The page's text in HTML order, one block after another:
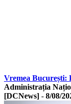
Vremea București:
Administrația
[DCNews] - 8/08/